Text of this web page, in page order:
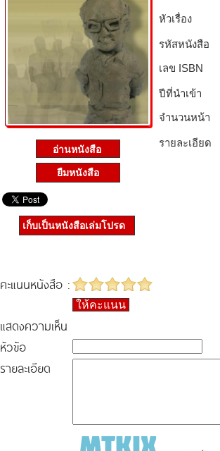
ยืมหนังสือ
หัวเรื่อง
รหัสหนังสือ­
เลข ISBN
ปีที่นำเข้า
จำนวนหน้า
รายละเอียด
เก็บเป็นหนังสือเล่มโปรด
คะแนนหนังสือ :
ให้คะแนน
แสดงความเห็น
หัวข้อ
รายละเอียด